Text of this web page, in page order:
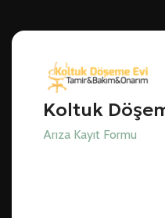
Koltuk
Arıza Kayıt Formu